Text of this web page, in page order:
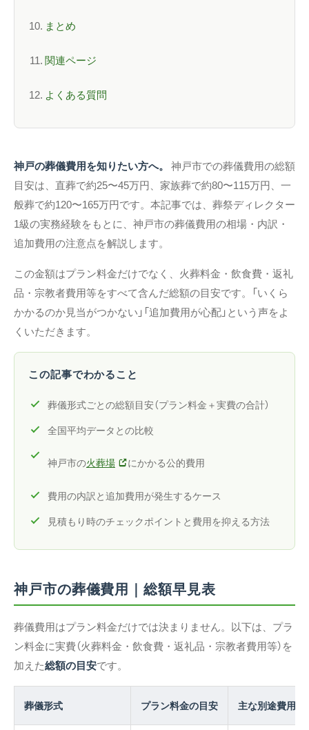
まとめ
関連ページ
よくある質問
神戸の葬儀費用を知りたい方へ。 神戸市での葬儀費用の総額
目安は、直葬で約25〜45万円、家族葬で約80〜115万円、一
般葬で約120〜165万円です。本記事では、葬祭ディレクター
1級の実務経験をもとに、神戸市の葬儀費用の相場・内訳・
追加費用の注意点を解説します。
この金額はプラン料金だけでなく、火葬料金・飲食費・返礼
品・宗教者費用等をすべて含んだ総額の目安です。「いくら
かかるのか見当がつかない」「追加費用が心配」という声をよ
くいただきます。
この記事でわかること
葬儀形式ごとの総額目安（プラン料金＋実費の合計）
全国平均データとの比較
神戸市の火葬場 にかかる公的費用
費用の内訳と追加費用が発生するケース
見積もり時のチェックポイントと費用を抑える方法
神戸市の葬儀費用｜総額早見表
葬儀費用はプラン料金だけでは決まりません。以下は、プラ
ン料金に実費（火葬料金・飲食費・返礼品・宗教者費用等）を
加えた総額の目安です。
葬儀形式 プラン料金の目安 主な別途費用